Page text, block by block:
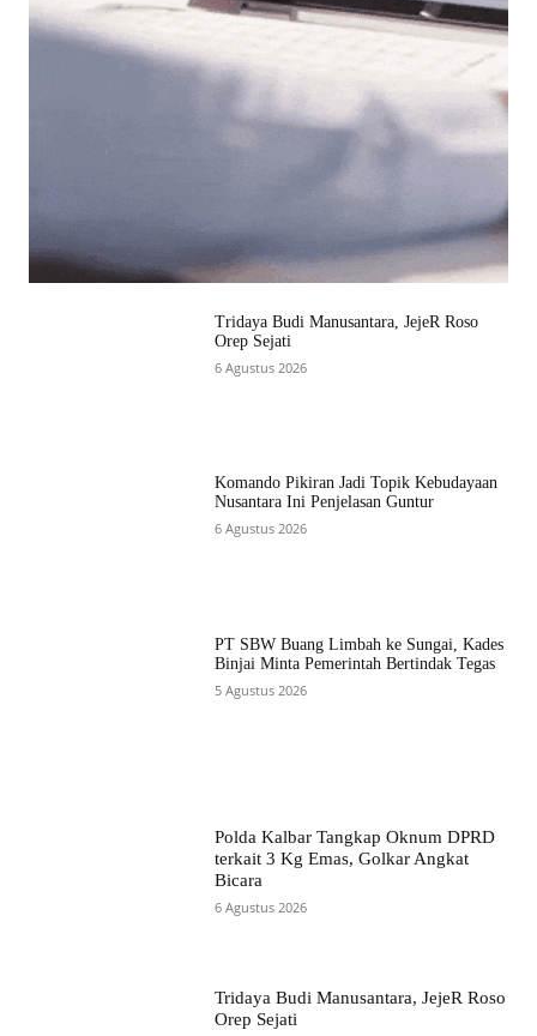
Tridaya Budi Manusantara, JejeR Roso
Orep Sejati
6 Agustus 2026
Komando Pikiran Jadi Topik Kebudayaan
Nusantara Ini Penjelasan Guntur
6 Agustus 2026
PT SBW Buang Limbah ke Sungai, Kades
Binjai Minta Pemerintah Bertindak Tegas
5 Agustus 2026
Polda Kalbar Tangkap Oknum DPRD
terkait 3 Kg Emas, Golkar Angkat
Bicara
6 Agustus 2026
Tridaya Budi Manusantara, JejeR Roso
Orep Sejati